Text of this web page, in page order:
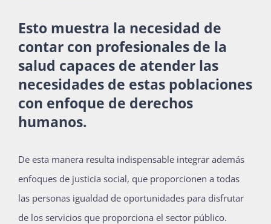
Esto muestra la necesidad de
contar con profesionales de la
salud capaces de atender las
necesidades de estas poblaciones
con enfoque de derechos
humanos.
De esta manera resulta indispensable integrar además
enfoques de justicia social, que proporcionen a todas
las personas igualdad de oportunidades para disfrutar
de los servicios que proporciona el sector público.